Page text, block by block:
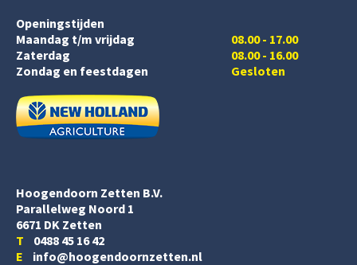
Openingstijden
Maandag t/m vrijdag
Zaterdag
08.00 - 17.00
08.00 - 16.00
Zondag en feestdagen
Gesloten
Hoogendoorn Zetten B.V.
Parallelweg Noord 1
6671 DK Zetten
T 0488 45 16 42
E info@hoogendoornzetten.nl